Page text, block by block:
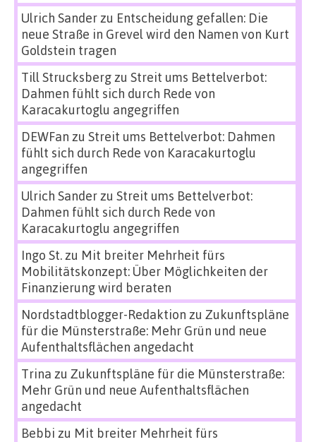
Ulrich Sanderzu Entscheidung gefallen: Die
neue Straße in Grevel wird den Namen von Kurt
Goldstein tragen
Till Strucksbergzu Streit ums Bettelverbot:
Dahmen fühlt sich durch Rede von
Karacakurtoglu angegriffen
DEWFan zu Streit ums Bettelverbot: Dahmen
fühlt sich durch Rede von Karacakurtoglu
angegriffen
Ulrich Sanderzu Streit ums Bettelverbot:
Dahmen fühlt sich durch Rede von
Karacakurtoglu angegriffen
Ingo St.zu Mit breiter Mehrheit fürs
Mobilitätskonzept: Über Möglichkeiten der
Finanzierung wird beraten
Nordstadtblogger-Redaktion zu Zukunftspläne
für die Münsterstraße: Mehr Grün und neue
Aufenthaltsflächen angedacht
Trina zu Zukunftspläne für die Münsterstraße:
Mehr Grün und neue Aufenthaltsflächen
angedacht
Bebbi zu Mit breiter Mehrheit fürs